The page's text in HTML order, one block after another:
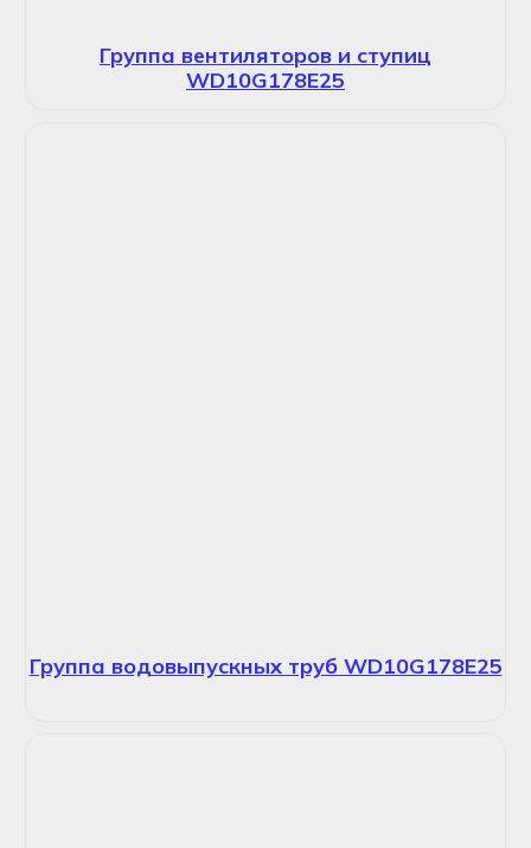
Группа вентиляторов и ступиц
WD10G178E25
Группа водовыпускных труб WD10G178E25